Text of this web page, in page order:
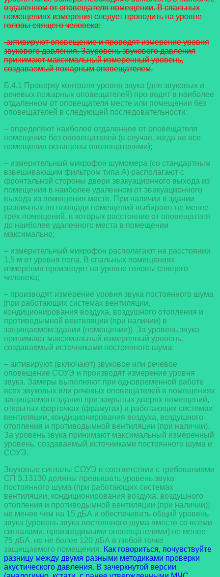
отдаленном от оповещателя помещении. В спальных
помещениях измерения следует проводить на уровне
головы спящего человека;
-активируют оповещение и проводят измерение уровня
звукового давления. Зауровень звукового давления
принимают максимальный измеренный уровень,
создаваемый пожарным оповещателем.
Б.4.1 Проверку контроля уровня звука (для звуковых и
речевых пожарных оповещателей) про водят в наиболее
отдаленном от оповещателя месте или помещении без
оповещателей в следующей последовательности:
– определяют наиболее отдаленное от оповещателя
помещение без оповещателей (в случае. когда не все
помещения оснащены оповещателями);
– измерительный микрофон шумомера (со стандартным
взвешивающим фильтром типа А) располагают с
фронтальной стороны двери эвакуационного выхода из
помещения в наиболее удаленном от эвакуационного
выхода из помещения месте. При наличии в здании
различных по площади помещений выбирают не менее
трех помещений, в которых расстояние от оповещателя
до наиболее удаленного места в помещении
максимально;
– измерительный микрофон располагают на расстоянии
1,5 м от уровня попа. В спальных помещениях
измерения производят на уровне головы спящего
человека;
– производят измерение уровня звука постоянного шума
[при работающих системах вентиляции,
кондиционирования воздуха, воздушного отопления и
противодымной вентиляции (при наличии) в
защищаемом здании (помещении)). За уровень звука
принимают максимальный измеренный уровень.
создаваемый источниками постоянного шума;
– активируют (включают) звуковое или речевое
оповещение СОУЭ и производят измерение уровня
звука. Замеры выполняют при одновременной работе
всех звуковых или речевых оповещателей в помещениях
защищаемого здания при закрытых дверях помещений,
открытых форточках (фрамугах) и работающих системах
вентиляции, кондиционирования воздуха, воздушного
отопления и противодымной вентиляции (при наличии).
За уровень звука принимают максимальный измеренный
уровень, создаваемый источниками постоянного шума и
СОУЭ,
Звуковые сигналы СОУЭ в соответствии с требованиями
СП 3.13130 должны превышать уровень звука
постоянного шума (при работающих системах
вентиляции, кондиционирования воздуха, воздушного
отопления и противодымной вентиляции (при наличии)]
не менее чем на 15 дБА и обеспечивать общий уровень
звука (уровень звука постоянного шума вместе со всеми
сигналами, производимыми оповещателями) не менее
75 дБА, но не более 120 дБА в любой точке
защищаемого помещения. Как говориться, почувствуйте
разницу между двумя разными методиками проверки
акустического давления. В зачеркнутой версии